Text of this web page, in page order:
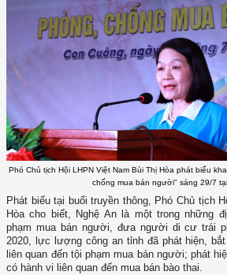
Phó Chủ tịch Hội LHPN Việt Nam Bùi Thị Hòa phát biểu
chống mua bán người" sáng 29/7
Phát biểu tại buổi truyền thông, Phó Chủ tịch
Hòa cho biết, Nghệ An là một trong những
phạm mua bán người, đưa người di cư trái
2020, lực lượng công an tỉnh đã phát hiện,
liên quan đến tội phạm mua bán người; phát
có hành vi liên quan đến mua bán bào thai.